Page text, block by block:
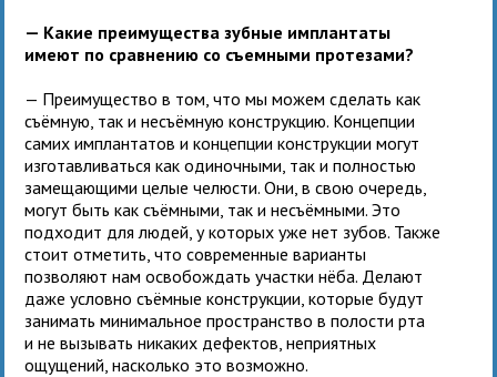
— Какие преимущества зубные имплантаты
имеют по сравнению со съемными протезами?
— Преимущество в том, что мы можем сделать как
съёмную, так и несъёмную конструкцию. Концепции
самих имплантатов и концепции конструкции могут
изготавливаться как одиночными, так и полностью
замещающими целые челюсти. Они, в свою очередь,
могут быть как съёмными, так и несъёмными. Это
подходит для людей, у которых уже нет зубов. Также
стоит отметить, что современные варианты
позволяют нам освобождать участки нёба. Делают
даже условно съёмные конструкции, которые будут
занимать минимальное пространство в полости рта
и не вызывать никаких дефектов, неприятных
ощущений, насколько это возможно.